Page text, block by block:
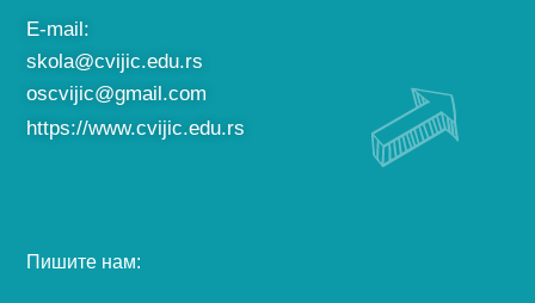
E-mail:
skola@cvijic.edu.rs
oscvijic@gmail.com
https://www.cvijic.edu.rs
Пишите нам: